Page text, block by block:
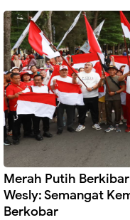
Merah Putih
Wesly: Semangat
Berkobar